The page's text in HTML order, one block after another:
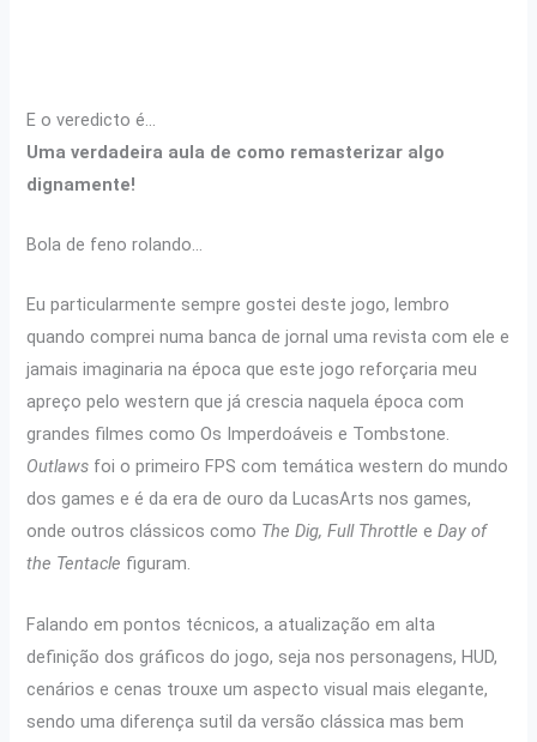
E o veredicto é…
Uma verdadeira aula de como remasterizar algo
dignamente!
Bola de feno rolando…
Eu particularmente sempre gostei deste jogo, lembro
quando comprei numa banca de jornal uma revista com ele e
jamais imaginaria na época que este jogo reforçaria meu
apreço pelo western que já crescia naquela época com
grandes filmes como Os Imperdoáveis e Tombstone.
Outlaws foi o primeiro FPS com temática western do mundo
dos games e é da era de ouro da LucasArts nos games,
onde outros clássicos como The Dig, Full Throttle eDay of
the Tentacle figuram.
Falando em pontos técnicos, a atualização em alta
definição dos gráficos do jogo, seja nos personagens, HUD,
cenários e cenas trouxe um aspecto visual mais elegante,
sendo uma diferença sutil da versão clássica mas bem